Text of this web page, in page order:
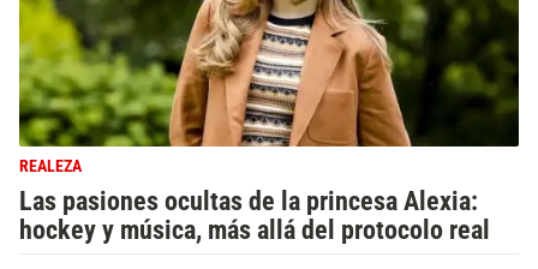
REALEZA
Las pasiones ocultas de la princesa Alexia:
hockey y música, más allá del protocolo real